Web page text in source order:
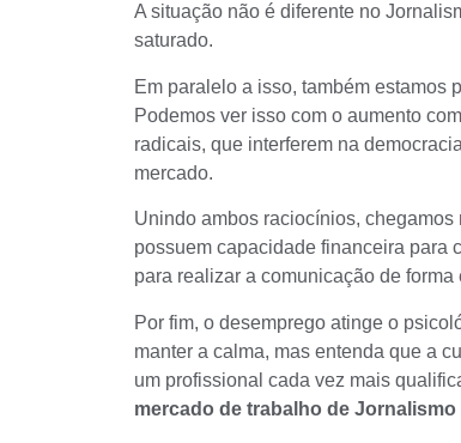
A situação não é diferente no
saturado.
Em paralelo a isso, também estamos
Podemos ver isso com o aumento
radicais, que interferem na
mercado.
Unindo ambos raciocínios,
possuem capacidade financeira para
para realizar a comunicação de forma
Por fim, o desemprego atinge o
manter a calma, mas entenda que a
um profissional cada vez mais
mercado de trabalho de Jornalismo